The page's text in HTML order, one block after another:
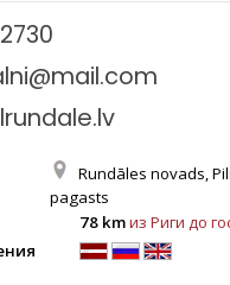
Rundāles novads,
pagasts
78 kmиз Риги до